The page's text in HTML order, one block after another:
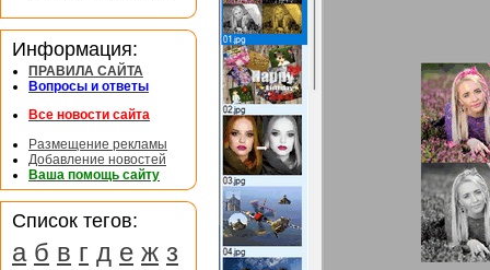
Информация:
ПРАВИЛА САЙТА
Вопросы и ответы
Все новости сайта
Размещение рекламы
Добавление новостей
Ваша помощь сайту
Список тегов:
а б в г д е ж з